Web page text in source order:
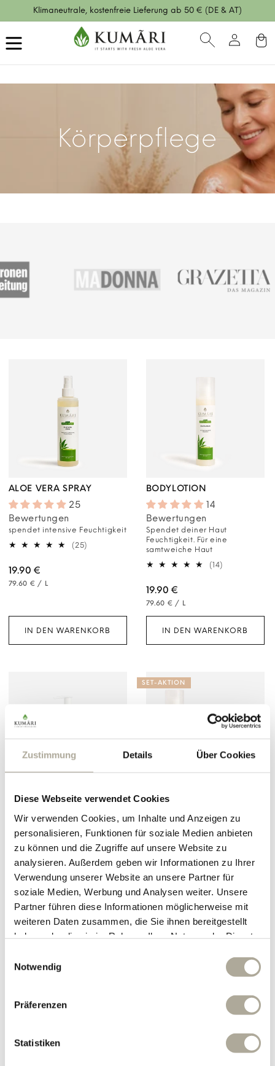
Zustimmung Details Über Cookies
Diese Webseite verwendet Cookies
Wir verwenden Cookies, um Inhalte und Anzeigen zu
personalisieren, Funktionen für soziale Medien anbieten
zu können und die Zugriffe auf unsere Website zu
analysieren. Außerdem geben wir Informationen zu Ihrer
Verwendung unserer Website an unsere Partner für
soziale Medien, Werbung und Analysen weiter. Unsere
Partner führen diese Informationen möglicherweise mit
weiteren Daten zusammen, die Sie ihnen bereitgestellt
haben oder die sie im Rahmen Ihrer Nutzung der Dienste
Notwendig
Präferenzen
Statistiken
zum
Inhalt
Klimaneutrale, kostenfreie Lieferung ab 50 € (DE & AT)
Einloggen
Körperpflege
ALOE VERA SPRAY
25
Bewertungen
spendet intensive Feuchtigkeit
(25)25
Normaler
Preis
19.90 €
GRUNDPREIS
79.60 € / PRO
L
IN DEN WARENKORB
BODYLOTION
14
Bewertungen
Spendet deiner Haut
Feuchtigkeit. Für eine
samtweiche Haut
(14)14
Normaler
Preis
19.90 €
GRUNDPREIS
79.60 € / PRO
L
IN DEN WARENKORB
ALOE VERA HYDRO
LIQUID
23
Bewertungen
versorgt die Haut mit
Feuchtigkeit, beruhigt irritierte
Bewertungen
insgesamt
Normaler
Preis
19.90 €
GRUNDPREIS
132.67 € / PRO
L
IN DEN WARENKORB
SET-AKTION
Set
SELF CARE SET
2
Bewertungen
Pflege für strahlende Haut und
entspannende Self-Care-
Mom...
(2)2
Bewertungen
insgesamt
Normaler
Preis
31.60 € Verkaufspreis
27.90 € Du sparst 3.70 €
IN DEN WARENKORB